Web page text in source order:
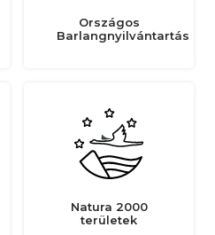
Országos
Barlangnyilvántartás
Natura 2000
területek